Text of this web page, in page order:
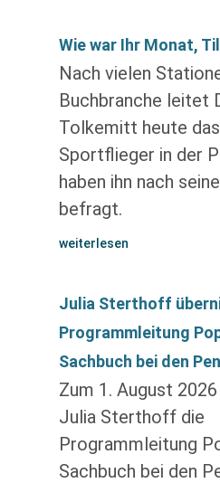
Wie war Ihr Monat,
Nach vielen
Buchbranche leitet
Tolkemitt heute
Sportflieger in der
haben ihn nach
befragt.
weiterlesen
Julia Sterthoff
Programmleitung
Sachbuch bei den
Zum 1. August
Julia Sterthoff die
Programmleitung
Sachbuch bei den